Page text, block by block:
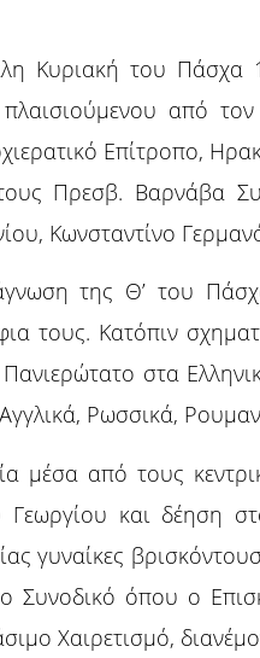
Κυριακή του Πάσχα
πλαισιούμενου από
Επίτροπο,
τους Πρεσβ. Βαρνάβα
Κωνσταντίνο
της Θ’ του
τους. Κατόπιν
στα
Ρωσσικά,
μέσα από τους
Γεωργίου και δέηση
γυναίκες
Συνοδικό όπου ο
Χαιρετισμό,